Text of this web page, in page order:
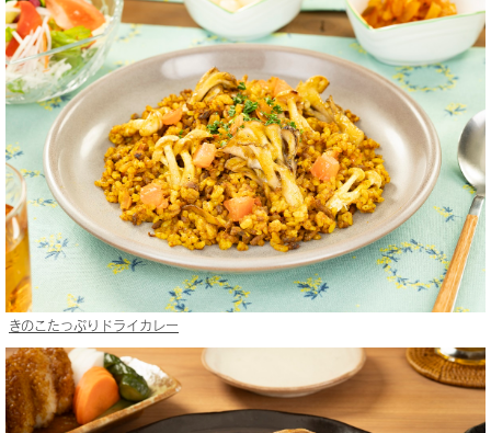
きのこたっぷりドライカレー